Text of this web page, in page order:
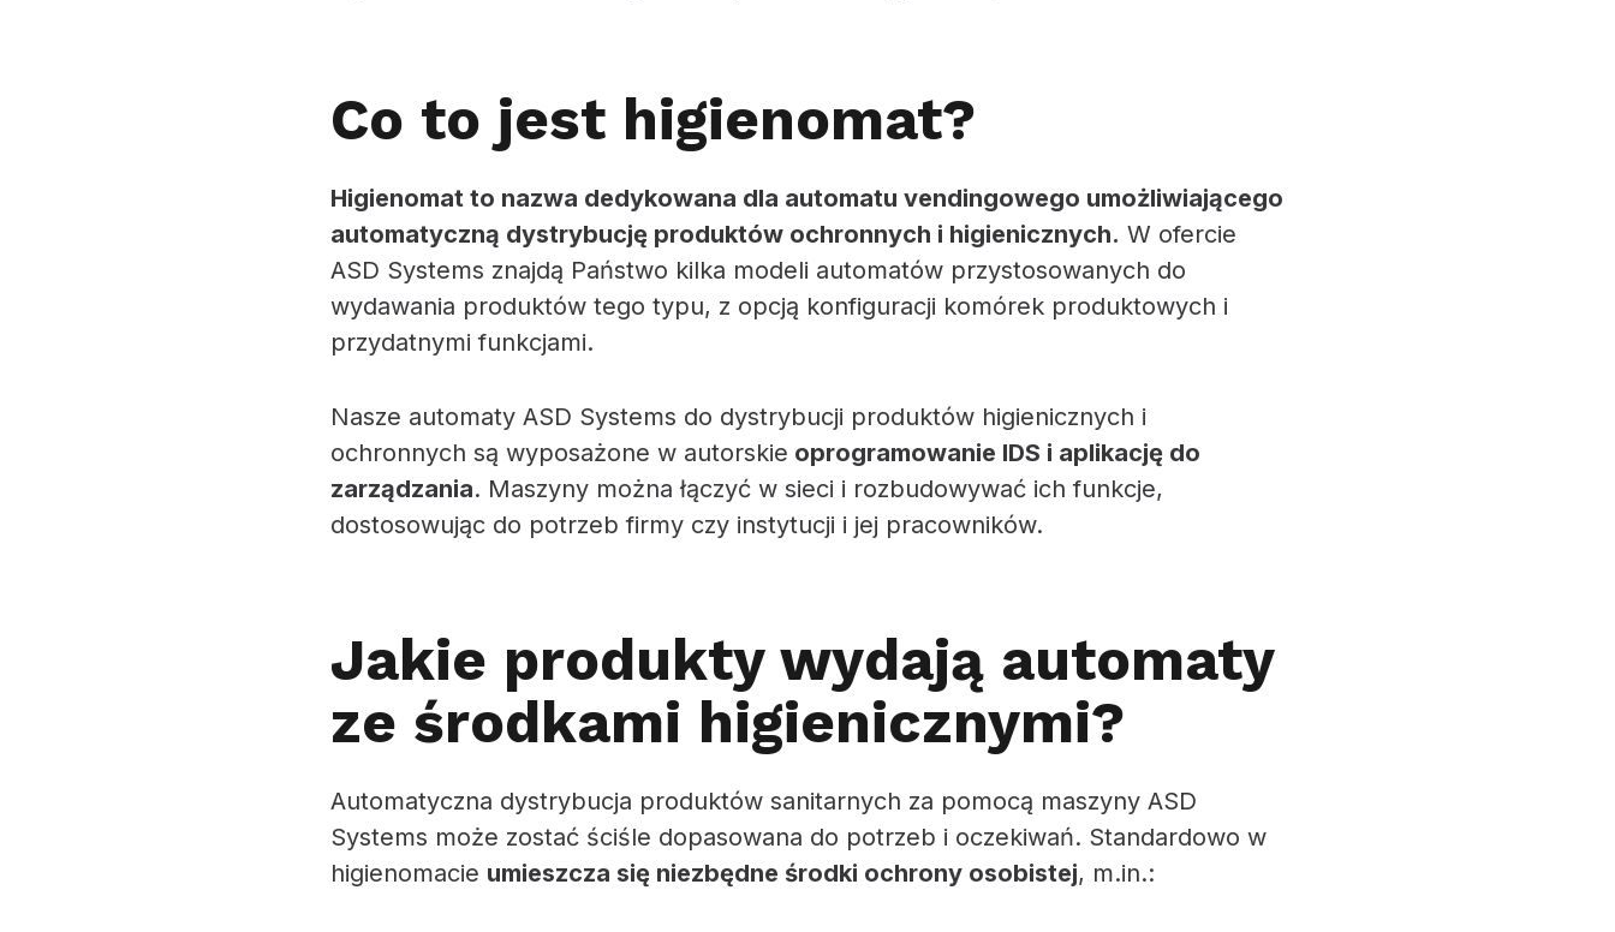
Co to jest higienomat?
Higienomat to nazwa dedykowana dla automatu vendingowego umożliwiającego
automatyczną dystrybucję produktów ochronnych i higienicznych. W ofercie
ASD Systems znajdą Państwo kilka modeli automatów przystosowanych do
wydawania produktów tego typu, z opcją konfiguracji komórek produktowych i
przydatnymi funkcjami.
Nasze automaty ASD Systems do dystrybucji produktów higienicznych i
ochronnych są wyposażone w autorskie oprogramowanie IDS i aplikację do
zarządzania. Maszyny można łączyć w sieci i rozbudowywać ich funkcje,
dostosowując do potrzeb firmy czy instytucji i jej pracowników.
Jakie produkty wydają automaty
ze środkami higienicznymi?
Automatyczna dystrybucja produktów sanitarnych za pomocą maszyny ASD
Systems może zostać ściśle dopasowana do potrzeb i oczekiwań. Standardowo w
higienomacie umieszcza się niezbędne środki ochrony osobistej, m.in.: